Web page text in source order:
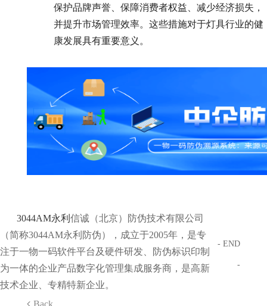
保护品牌声誉、保障消费者权益、减少经济损失，
并提升市场管理效率。这些措施对于灯具行业的健
康发展具有重要意义。
3044AM永利 信诚（北京）防伪技术有限公司
（简称3044AM永利防伪），成立于2005年，是专
注于一物一码软件平台及硬件研发、防伪标识印制
为一体的企业产品数字化管理集成服务商，是高新
技术企业、专精特新企业。
- END
-